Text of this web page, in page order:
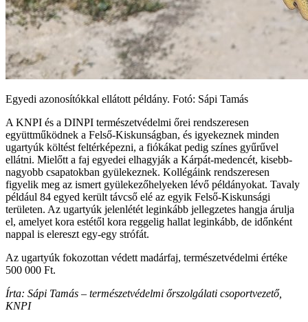
Egyedi azonosítókkal ellátott példány. Fotó: Sápi Tamás
A KNPI és a DINPI természetvédelmi őrei rendszeresen
együttműködnek a Felső-Kiskunságban, és igyekeznek minden
ugartyúk költést feltérképezni, a fiókákat pedig színes gyűrűvel
ellátni. Mielőtt a faj egyedei elhagyják a Kárpát-medencét, kisebb-
nagyobb csapatokban gyülekeznek. Kollégáink rendszeresen
figyelik meg az ismert gyülekezőhelyeken lévő példányokat. Tavaly
például 84 egyed került távcső elé az egyik Felső-Kiskunsági
területen. Az ugartyúk jelenlétét leginkább jellegzetes hangja árulja
el, amelyet kora estétől kora reggelig hallat leginkább, de időnként
nappal is elereszt egy-egy strófát.
Az ugartyúk fokozottan védett madárfaj, természetvédelmi értéke
500 000 Ft.
Írta: Sápi Tamás – természetvédelmi őrszolgálati csoportvezető,
KNPI